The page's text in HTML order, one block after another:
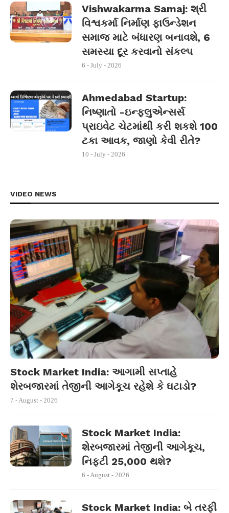
Vishwakarma Samaj: શ્રી
વિશ્વકર્મા નિર્માણ ફાઉન્ડેશન
સમાજ માટે બંધારણ બનાવશે, 6
સમસ્યા દૂર કરવાનો સંકલ્પ
6 - July - 2026
Ahmedabad Startup:
નિષ્ણાતો -ઇન્ફ્લુએન્સર્સ
પ્રાઇવેટ ચેટમાંથી કરી શકશે 100
ટકા આવક, જાણો કેવી રીતે?
10 - July - 2026
VIDEO NEWS
Stock Market India: આગામી સપ્તાહે
શેરબજારમાં તેજીની આગેકૂચ રહેશે કે ઘટાડો?
7 - August - 2026
Stock Market India:
શેરબજારમાં તેજીની આગેકૂચ,
નિફ્ટી 25,000 થશે?
6 - August - 2026
Stock Market India: બે તરફી